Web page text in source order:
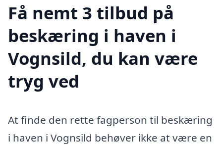
Få nemt 3 tilbud på
beskæring i haven i
Vognsild, du kan være
tryg ved
At finde den rette fagperson til beskæring
i haven i Vognsild behøver ikke at være en